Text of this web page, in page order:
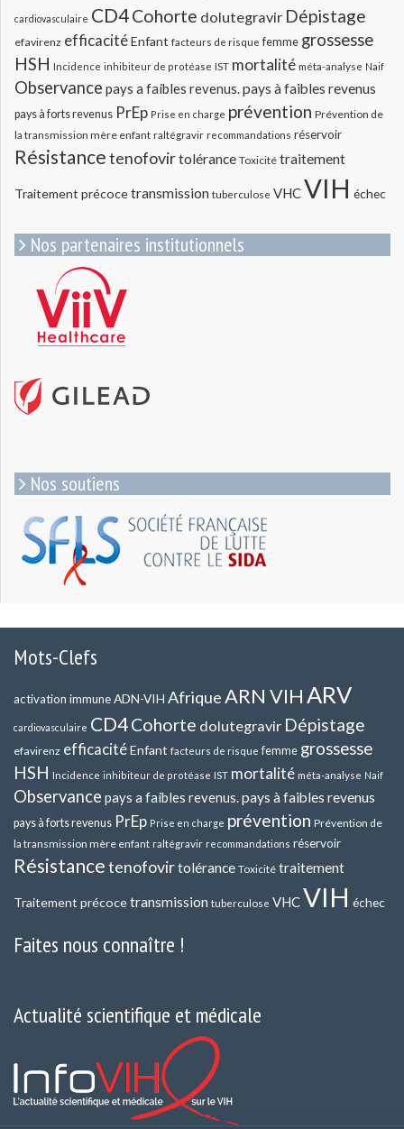
cardiovasculaire CD4Cohorte dolutegravir Dépistage
efavirenz efficacitéEnfant facteurs de risque femme grossesse
HSH Incidence inhibiteur de protéase IST mortalité méta-analyse Naif
Observance pays a faibles revenus.pays à faibles revenus
pays à forts revenus PrEp Prise en charge prévention Prévention de
la transmission mère enfant raltégravir recommandations réservoir
Résistancetenofovirtolérance Toxicité traitement
Traitement précocetransmission tuberculose VHCVIH échec
Nos partenaires institutionnels
Nos soutiens
Mots-Clefs
activation immuneADN-VIH AfriqueARN VIHARV
cardiovasculaire CD4Cohorte dolutegravir Dépistage
efavirenz efficacitéEnfant facteurs de risque femme grossesse
HSH Incidence inhibiteur de protéase IST mortalité méta-analyse Naif
Observance pays a faibles revenus.pays à faibles revenus
pays à forts revenus PrEp Prise en charge prévention Prévention de
la transmission mère enfant raltégravir recommandations réservoir
Résistancetenofovirtolérance Toxicité traitement
Traitement précocetransmission tuberculose VHCVIH échec
Faites nous connaître !
Actualité scientifique et médicale